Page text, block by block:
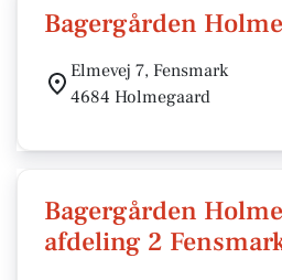
Bagergården
Elmevej 7, Fensmark
4684 Holmegaard
Bagergården
afdeling 2